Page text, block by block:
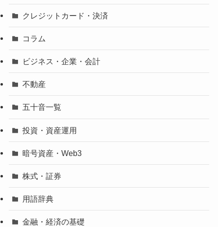
クレジットカード・決済
コラム
ビジネス・企業・会計
不動産
五十音一覧
投資・資産運用
暗号資産・Web3
株式・証券
用語辞典
金融・経済の基礎